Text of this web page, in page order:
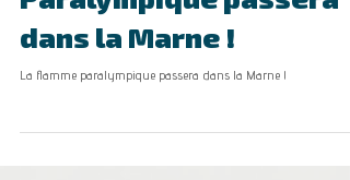
La Flamme
Paralympique passera
dans la Marne !